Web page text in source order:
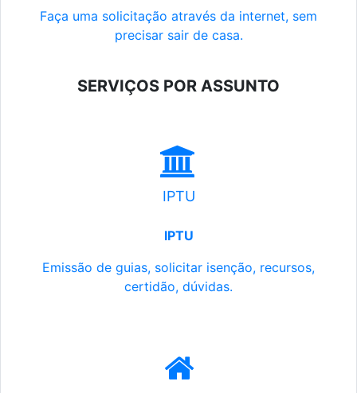
Faça uma solicitação através da internet, sem
precisar sair de casa.
SERVIÇOS POR ASSUNTO
IPTU
IPTU
Emissão de guias, solicitar isenção, recursos,
certidão, dúvidas.